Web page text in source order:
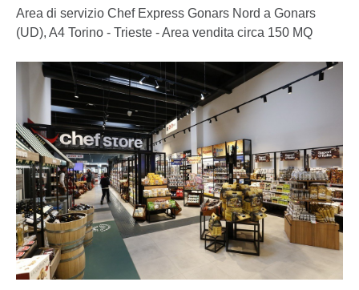
Area di servizio Chef Express Gonars Nord a Gonars
(UD), A4 Torino - Trieste - Area vendita circa 150 MQ